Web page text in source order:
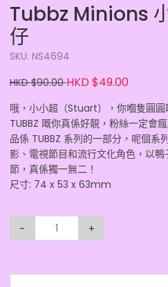
Tubbz Minions
仔
SKU: NS4694
HKD $90.00HKD $49.00
哦，小小超（Stuart），你嗰隻圓
TUBBZ 嘅你真係好靚，粉絲一定會
品係 TUBBZ 系列的一部分，呢個系
影、電視節目和流行文化角色，以
節，真係獨一無二！
尺寸: 74 x 53 x 63mm
- +